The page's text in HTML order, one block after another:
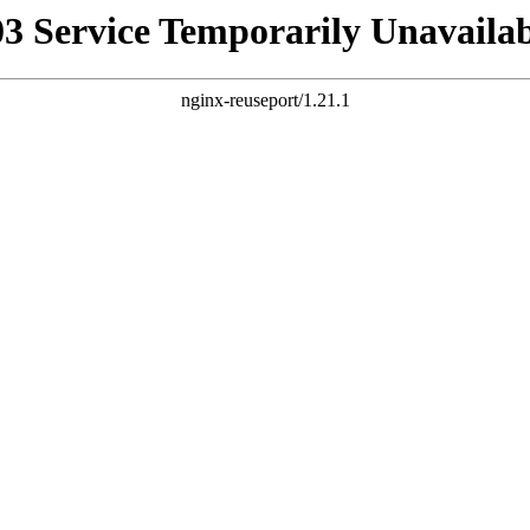
Service Temporarily
nginx-reuseport/1.21.1